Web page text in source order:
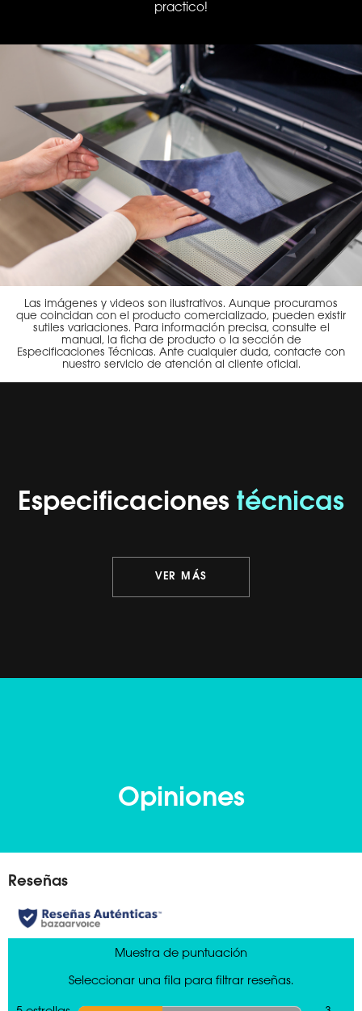
practico!
Las imágenes y videos son ilustrativos. Aunque procuramos
que coincidan con el producto comercializado, pueden existir
sutiles variaciones. Para información precisa, consulte el
manual, la ficha de producto o la sección de
Especificaciones Técnicas. Ante cualquier duda, contacte con
nuestro servicio de atención al cliente oficial.
Especificaciones técnicas
VER MÁS
Opiniones